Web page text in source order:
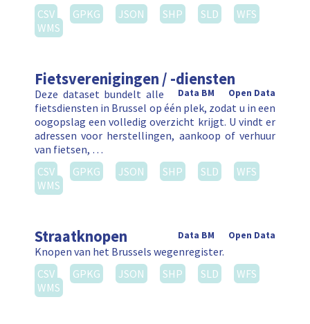
CSV
GPKG JSON SHP SLD
WFS
WMS
Fietsverenigingen / -diensten
Open Data
Data BM
Deze dataset bundelt alle
fietsdiensten in Brussel op één plek, zodat u in een
oogopslag een volledig overzicht krijgt. U vindt er
adressen voor herstellingen, aankoop of verhuur
van fietsen, …
CSV
GPKG JSON SHP SLD
WFS
WMS
Straatknopen Open Data
Data BM
Knopen van het Brussels wegenregister.
CSV
GPKG JSON SHP SLD
WFS
WMS